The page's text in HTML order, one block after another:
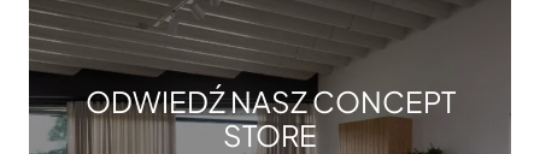
ODWIEDŹ NASZ CONCEPT
STORE